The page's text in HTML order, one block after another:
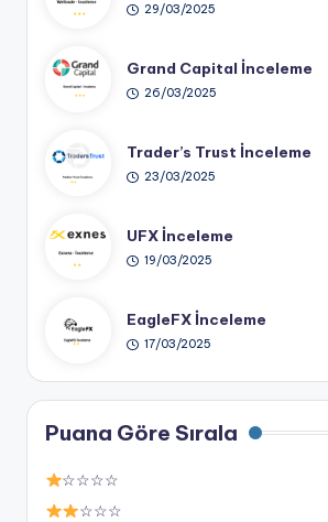
29/03/2025
Grand Capital İnceleme
26/03/2025
Trader’s Trust İnceleme
23/03/2025
UFX İnceleme
19/03/2025
EagleFX İnceleme
17/03/2025
Puana Göre Sırala
☆☆☆☆
☆☆☆